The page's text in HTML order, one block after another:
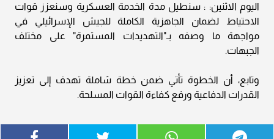
اليوم الاثنين: : سنطيل مدة الخدمة العسكرية وسنعزز قوات
الاحتياط لضمان الجاهزية الكاملة للجيش الإسرائيلي في
مواجهة ما وصفه بـ"التهديدات المستمرة" على مختلف
الجبهات.
وتابع، أن الخطوة تأتي ضمن خطة شاملة تهدف إلى تعزيز
القدرات الدفاعية ورفع كفاءة القوات المسلحة.